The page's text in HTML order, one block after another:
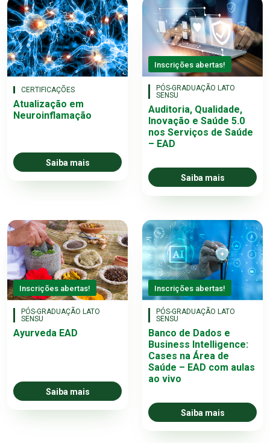
CERTIFICAÇÕES
Atualização em
Neuroinflamação
Saiba mais
Inscrições abertas!
PÓS-GRADUAÇÃO LATO
SENSU
Auditoria, Qualidade,
Inovação e Saúde 5.0
nos Serviços de Saúde
– EAD
Saiba mais
Inscrições abertas!
PÓS-GRADUAÇÃO LATO
SENSU
Ayurveda EAD
Saiba mais
Inscrições abertas!
PÓS-GRADUAÇÃO LATO
SENSU
Banco de Dados e
Business Intelligence:
Cases na Área de
Saúde – EAD com aulas
ao vivo
Saiba mais